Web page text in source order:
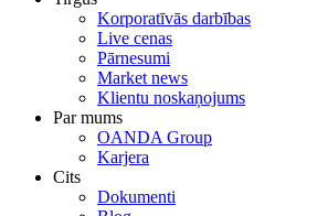
Korporatīvās darbības
Live cenas
Pārnesumi
Market news
Klientu noskaņojums
Par mums
OANDA Group
Karjera
Cits
Dokumenti